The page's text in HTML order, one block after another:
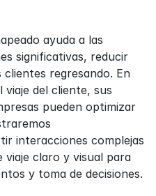
ayuda a las
significativas, reducir
regresando. En
viaje del cliente, sus
pueden optimizar
interacciones complejas
viaje claro y visual para
y toma de decisiones.